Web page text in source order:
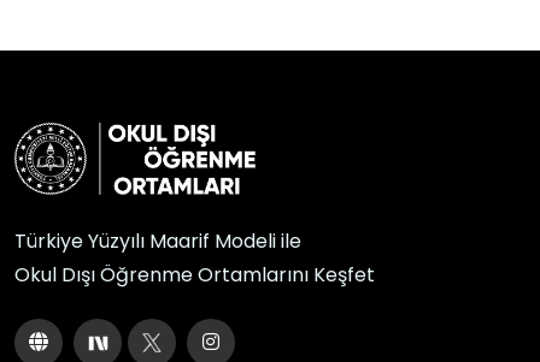
Türkiye Yüzyılı Maarif Modeli ile
Okul Dışı Öğrenme Ortamlarını Keşfet